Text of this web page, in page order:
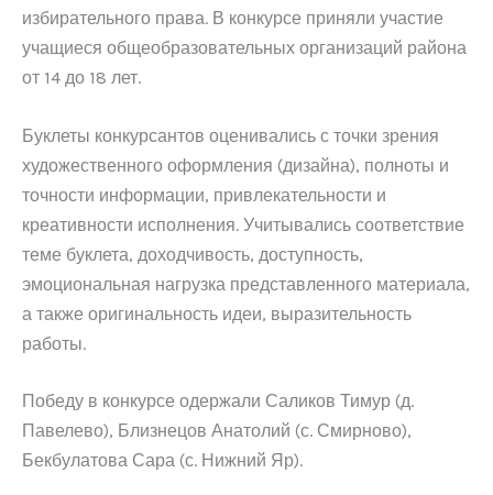
избирательного права. В конкурсе приняли участие
учащиеся общеобразовательных организаций района
от 14 до 18 лет.
Буклеты конкурсантов оценивались с точки зрения
художественного оформления (дизайна), полноты и
точности информации, привлекательности и
креативности исполнения. Учитывались соответствие
теме буклета, доходчивость, доступность,
эмоциональная нагрузка представленного материала,
а также оригинальность идеи, выразительность
работы.
Победу в конкурсе одержали Саликов Тимур (д.
Павелево), Близнецов Анатолий (с. Смирново),
Бекбулатова Сара (с. Нижний Яр).